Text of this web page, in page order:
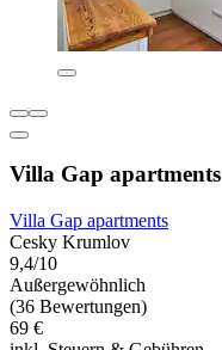
Villa Gap apartments
Villa Gap apartments
Cesky Krumlov
9,4/10
Außergewöhnlich
(36 Bewertungen)
69 €